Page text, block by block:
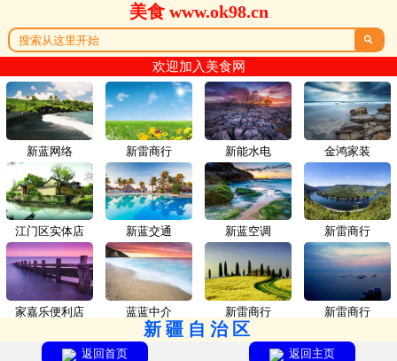
美食 www.ok98.cn

欢迎加入美食网
新蓝网络 新雷商行
江门区实体店 新蓝交通
家嘉乐便利店 蓝蓝中介
新能水电 金鸿家装
新蓝空调 新雷商行
新雷商行 新雷商行
新疆自治区
返回首页 返回主页